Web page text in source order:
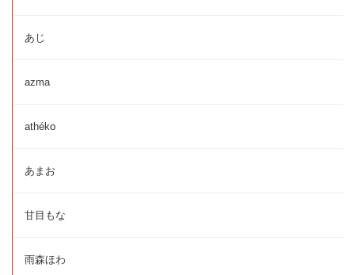
あじ
azma
athéko
あまお
甘目もな
雨森ほわ